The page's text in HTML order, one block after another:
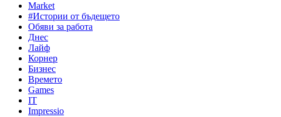
Market
#Истории от бъдещето
Обяви за работа
Днес
Лайф
Корнер
Бизнес
Времето
Games
IT
Impressio